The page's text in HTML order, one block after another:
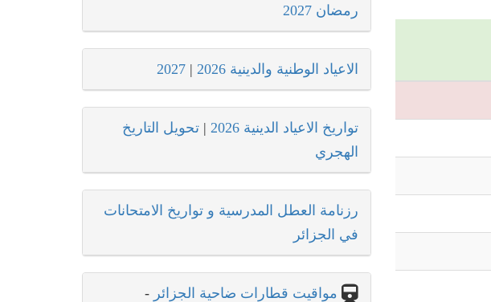
رمضان 2027
الاعياد الوطنية والدينية 2026 |
2027
تواريخ الاعياد الدينية 2026 | تحويل التاريخ
الهجري
رزنامة العطل المدرسية و تواريخ الامتحانات
في الجزائر
مواقيت قطارات ضاحية الجزائر -